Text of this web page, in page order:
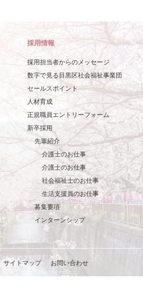
採用情報
採用担当者からのメッセージ
数字で見る目黒区社会福祉事業団
セールスポイント
人材育成
正規職員エントリーフォーム
新卒採用
先輩紹介
介護士のお仕事
介護士のお仕事
社会福祉士のお仕事
生活支援員のお仕事
募集要項
インターンシップ
サイトマップ お問い合わせ